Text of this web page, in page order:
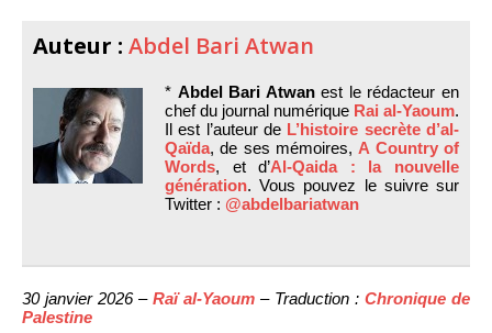
Auteur : Abdel Bari Atwan
* Abdel Bari Atwanest le rédacteur en
chef du journal numérique Rai al-Yaoum.
Il est l’auteur de L’histoire secrète d’al-
Qaïda, de ses mémoires, A Country of
Words, et d’Al-Qaida : la nouvelle
génération. Vous pouvez le suivre sur
Twitter : @abdelbariatwan
30 janvier 2026 – Raï al-Yaoum – Traduction : Chronique de
Palestine